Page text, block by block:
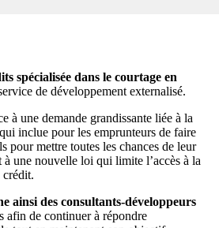
spécialisée dans le courtage en
de développement externalisé.
à une demande grandissante liée à la
inclue pour les emprunteurs de faire
pour mettre toutes les chances de leur
à une nouvelle loi qui limite l’accès à la
crédit.
ainsi des consultants-développeurs
afin de continuer à répondre